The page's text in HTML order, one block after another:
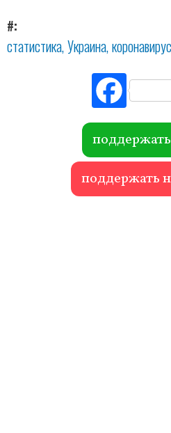
#
статистика Украина коронавирус
Fac
ebo
ok
поддержать